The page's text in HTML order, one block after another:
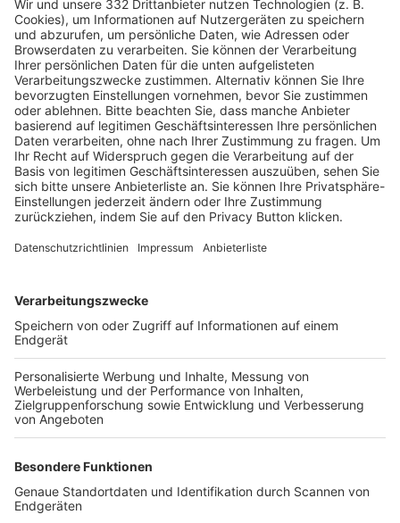
HÄUFIG BESUCHTE SEITEN
Pässe und Vereinswechsel
Trainerausbildung
Schulungsangebot Vereinsmitarbeiter
BFV-Geschäftsstellen
Trainerbörse
Login SpielPlus
FOLGE DEM BFV
TOP-VEREINE
TOP-PARTNER